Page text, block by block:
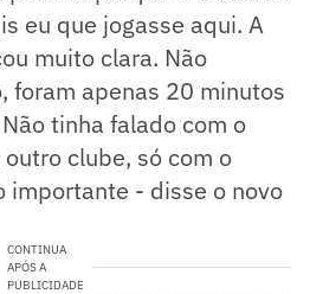
eu que jogasse aqui. A
muito clara. Não
foram apenas 20 minutos
tinha falado com o
clube, só com o
importante - disse o novo
CONTINUA
APÓS A
PUBLICIDADE